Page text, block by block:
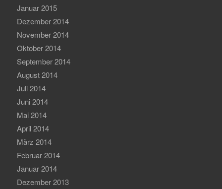
Januar 2015
Dezember 2014
November 2014
Oktober 2014
September 2014
August 2014
Juli 2014
Juni 2014
Mai 2014
April 2014
März 2014
Februar 2014
Januar 2014
Dezember 2013